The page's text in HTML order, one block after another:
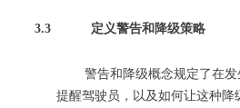
3.3 定义警告和降级策略
警告和降级概念规定了在发
提醒驾驶员，以及如何让这种降